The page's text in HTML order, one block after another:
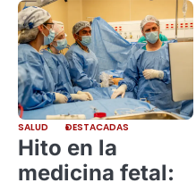
SALUD DESTACADAS
Hito en la
medicina fetal: